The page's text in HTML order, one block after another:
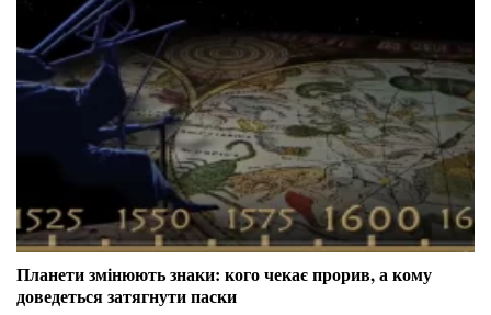
Планети змінюють знаки: кого чекає прорив, а кому
доведеться затягнути паски